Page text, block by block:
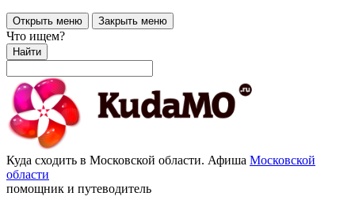
Открыть меню Закрыть меню
Что ищем?
Найти
Куда сходить в Московской области. Афиша Московской
области
помощник и путеводитель